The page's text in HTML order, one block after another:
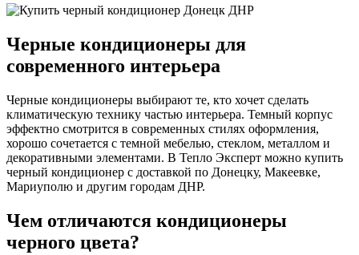
Черные кондиционеры для
современного интерьера
Черные кондиционеры выбирают те, кто хочет сделать
климатическую технику частью интерьера. Темный корпус
эффектно смотрится в современных стилях оформления,
хорошо сочетается с темной мебелью, стеклом, металлом и
декоративными элементами. В Тепло Эксперт можно купить
черный кондиционер с доставкой по Донецку, Макеевке,
Мариуполю и другим городам ДНР.
Чем отличаются кондиционеры
черного цвета?